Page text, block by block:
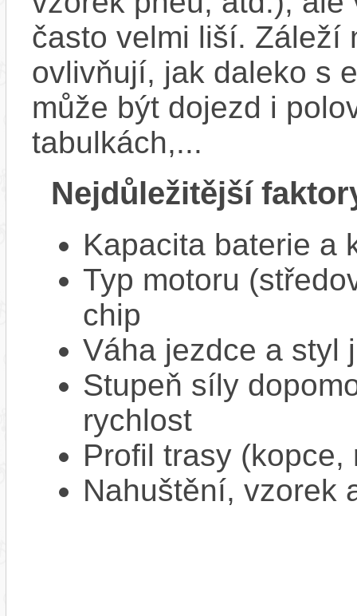
často velmi liší. Záleží
ovlivňují, jak daleko s
může být dojezd i
tabulkách,...
Nejdůležitější
Kapacita baterie a
Typ motoru
chip
Váha jezdce a styl
Stupeň síly
rychlost
Profil trasy
Nahuštění, vzorek